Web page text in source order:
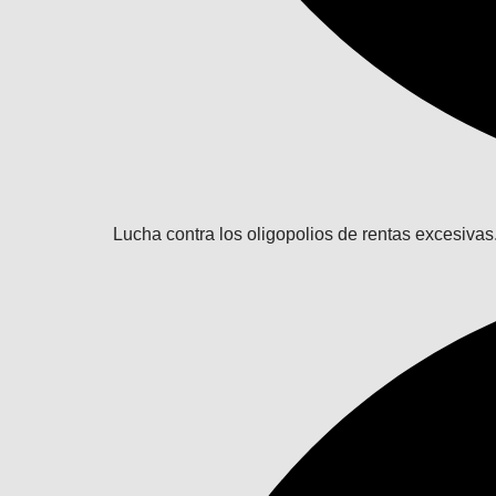
Lucha contra los oligopolios de rentas